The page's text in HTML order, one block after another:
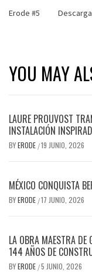
Erode #5
YOU MAY
LAURE PROUVOST
INSTALACIÓN
BYERODE /19 JUNIO, 2026
MÉXICO CONQUISTA
BYERODE /17 JUNIO, 2026
LA OBRA MAESTRA
144 AÑOS DE
BYERODE /5 JUNIO, 2026